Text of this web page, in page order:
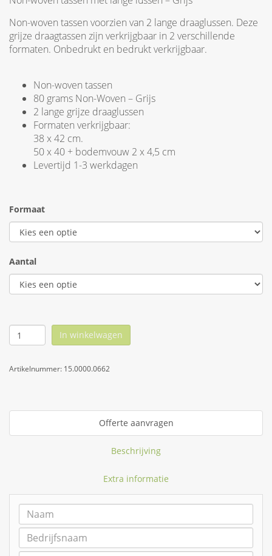
Non-woven tassen voorzien van 2 lange draaglussen. Deze
grijze draagtassen zijn verkrijgbaar in 2 verschillende
formaten. Onbedrukt en bedrukt verkrijgbaar.
Non-woven tassen
80 grams Non-Woven – Grijs
2 lange grijze draaglussen
Formaten verkrijgbaar:
38 x 42 cm.
50 x 40 + bodemvouw 2 x 4,5 cm
Levertijd 1-3 werkdagen
Formaat
Aantal
In winkelwagen
Artikelnummer: 15.0000.0662
Offerte aanvragen
Beschrijving
Extra informatie